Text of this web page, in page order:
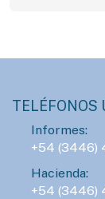
TELÉFONOS
Informes:
+54 (3446)
Hacienda:
+54 (3446)